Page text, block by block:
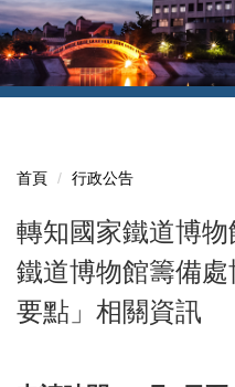
首頁 行政公告
轉知國家鐵道博
鐵道博物館籌備
要點」相關資訊